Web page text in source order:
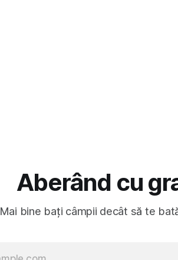
Aberând cu
Mai bine bați câmpii decât să te